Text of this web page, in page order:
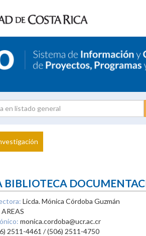
Investigador
BIBLIOTECA
Licda. Mónica Córdoba Guzmán
monica.cordoba@ucr.ac.cr
2511-4461 / (506) 2511-4750